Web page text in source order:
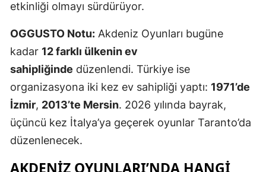
etkinliği olmayı sürdürüyor.
OGGUSTO Notu: Akdeniz Oyunları bugüne
kadar 12 farklı ülkenin ev
sahipliğinde düzenlendi. Türkiye ise
organizasyona iki kez ev sahipliği yaptı: 1971’de
İzmir, 2013’te Mersin. 2026 yılında bayrak,
üçüncü kez İtalya’ya geçerek oyunlar Taranto’da
düzenlenecek.
AKDENIZ OYUNLARI’NDA HANGI